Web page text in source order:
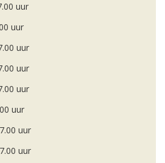
uur
uur
uur
uur
uur
uur
uur
uur